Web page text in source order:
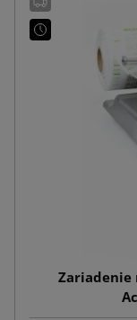
Zariadenie